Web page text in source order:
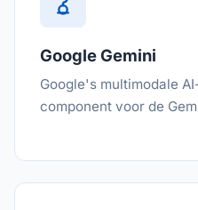
Google Gemini
Google's multimodale
component voor de